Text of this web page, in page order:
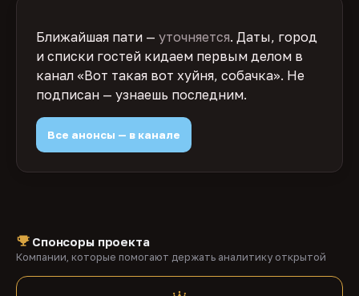
Ближайшая пати — уточняется. Даты, город
и списки гостей кидаем первым делом в
канал «Вот такая вот хуйня, собачка». Не
подписан — узнаешь последним.
Все анонсы — в канале
Спонсоры проекта
Компании, которые помогают держать аналитику открытой